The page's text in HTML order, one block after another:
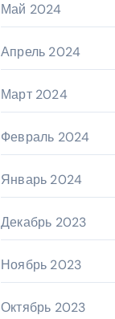
Май 2024
Апрель 2024
Март 2024
Февраль 2024
Январь 2024
Декабрь 2023
Ноябрь 2023
Октябрь 2023